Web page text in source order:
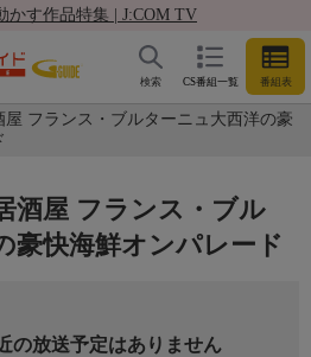
かす作品特集 | J:COM TV
CS番組一覧 番組表
検索
フランス・ブルターニュ大西洋の豪
酒屋 フランス・ブル
豪快海鮮オンパレード
の放送予定はありません